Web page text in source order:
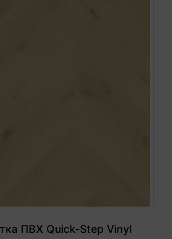
ПВХ Quick-Step Vinyl